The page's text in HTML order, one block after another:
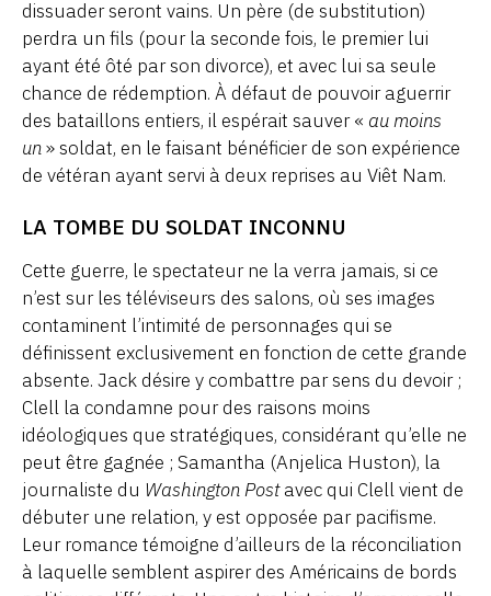
dissuader seront vains. Un père (de substitution)
perdra un fils (pour la seconde fois, le premier lui
ayant été ôté par son divorce), et avec lui sa seule
chance de rédemption. À défaut de pouvoir aguerrir
des bataillons entiers, il espérait sauver « au moins
un» soldat, en le faisant bénéficier de son expérience
de vétéran ayant servi à deux reprises au Viêt Nam.
LA TOMBE DU SOLDAT INCONNU
Cette guerre, le spectateur ne la verra jamais, si ce
n’est sur les téléviseurs des salons, où ses images
contaminent l’intimité de personnages qui se
définissent exclusivement en fonction de cette grande
absente. Jack désire y combattre par sens du devoir ;
Clell la condamne pour des raisons moins
idéologiques que stratégiques, considérant qu’elle ne
peut être gagnée ; Samantha (Anjelica Huston), la
journaliste du Washington Postavec qui Clell vient de
débuter une relation, y est opposée par pacifisme.
Leur romance témoigne d’ailleurs de la réconciliation
à laquelle semblent aspirer des Américains de bords